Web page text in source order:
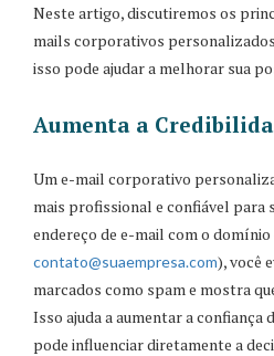
Neste artigo, discutiremos os
mails corporativos
isso pode ajudar a melhorar sua
Aumenta a
Um e-mail corporativo
mais profissional e confiável para
endereço de e-mail com o
contato@suaempresa.com), você
marcados como spam e mostra
Isso ajuda a aumentar a confiança
pode influenciar diretamente a